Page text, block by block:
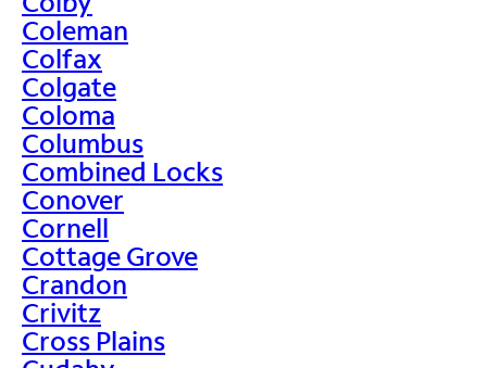
Coleman
Colfax
Colgate
Coloma
Columbus
Combined Locks
Conover
Cornell
Cottage Grove
Crandon
Crivitz
Cross Plains